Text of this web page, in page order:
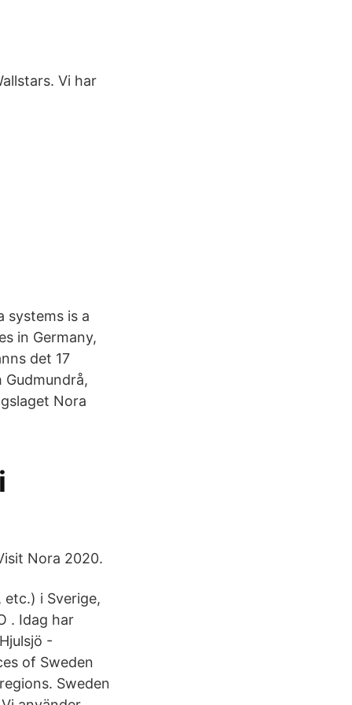
Vi har
systems is a
in Germany,
det 17
Gudmundrå,
Nora
Nora 2020.
i Sverige,
. Idag har
-
of Sweden
Sweden